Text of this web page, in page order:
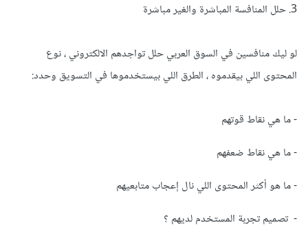
3. حلل المنافسة المباشرة والغير مباشرة
لو ليك منافسين في السوق العربي حلل تواجدهم الالكتروني ، نوع
المحتوى اللي بيقدموه ، الطرق اللي بيستخدموها في التسويق وحدد:
- ما هي نقاط قوتهم
- ما هي نقاط ضعفهم
- ما هو أكثر المحتوى اللي نال إعجاب متابعيهم
- تصميم تجربة المستخدم لديهم ؟